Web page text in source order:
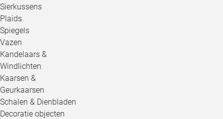
Sierkussens
Plaids
Spiegels
Vazen
Kandelaars &
Windlichten
Kaarsen &
Geurkaarsen
Schalen & Dienbladen
Decoratie objecten